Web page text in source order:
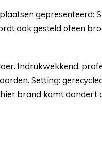
gepresenteerd:
ook gesteld ofeen
Indrukwekkend,
Setting:
brand komt dondert